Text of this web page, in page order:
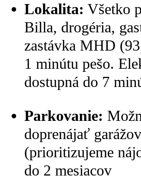
Lokalita: Všetko
Billa, drogéria,
zastávka MHD
1 minútu pešo.
dostupná do 7
Parkovanie:
doprenájať
(prioritizujeme
do 2 mesiacov